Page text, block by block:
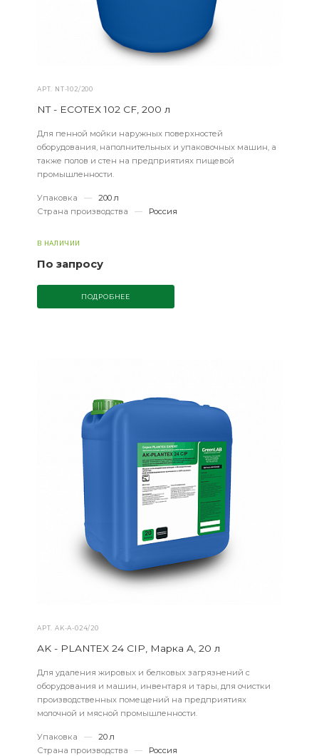
АРТ. NT-102/200
NT - ECOTEX 102 CF, 200 л
Для пенной мойки наружных поверхностей
оборудования, наполнительных и упаковочных машин, а
также полов и стен на предприятиях пищевой
промышленности.
Упаковка —
200 л
Страна производства
— Россия
В НАЛИЧИИ
По запросу
ПОДРОБНЕЕ
АРТ.AK-А-024/20
AK - PLANTEX 24 CIP, Марка A, 20 л
Для удаления жировых и белковых загрязнений с
оборудования и машин, инвентаря и тары, для очистки
производственных помещений на предприятиях
молочной и мясной промышленности.
Упаковка —
20 л
Страна производства
— Россия